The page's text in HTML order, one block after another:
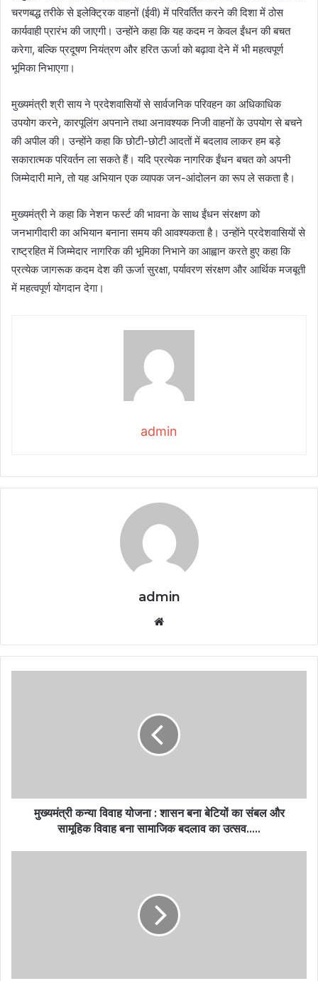
चरणबद्ध तरीके से इलेक्ट्रिक वाहनों (ईवी) में परिवर्तित करने की दिशा में ठोस
कार्यवाही प्रारंभ की जाएगी। उन्होंने कहा कि यह कदम न केवल ईंधन की बचत
करेगा, बल्कि प्रदूषण नियंत्रण और हरित ऊर्जा को बढ़ावा देने में भी महत्वपूर्ण
भूमिका निभाएगा।
मुख्यमंत्री श्री साय ने प्रदेशवासियों से सार्वजनिक परिवहन का अधिकाधिक
उपयोग करने, कारपूलिंग अपनाने तथा अनावश्यक निजी वाहनों के उपयोग से बचने
की अपील की। उन्होंने कहा कि छोटी-छोटी आदतों में बदलाव लाकर हम बड़े
सकारात्मक परिवर्तन ला सकते हैं। यदि प्रत्येक नागरिक ईंधन बचत को अपनी
जिम्मेदारी माने, तो यह अभियान एक व्यापक जन-आंदोलन का रूप ले सकता है।
मुख्यमंत्री ने कहा कि नेशन फर्स्ट की भावना के साथ ईंधन संरक्षण को
जनभागीदारी का अभियान बनाना समय की आवश्यकता है। उन्होंने प्रदेशवासियों से
राष्ट्रहित में जिम्मेदार नागरिक की भूमिका निभाने का आह्वान करते हुए कहा कि
प्रत्येक जागरूक कदम देश की ऊर्जा सुरक्षा, पर्यावरण संरक्षण और आर्थिक मजबूती
में महत्वपूर्ण योगदान देगा।
admin
admin
मुख्यमंत्री कन्या विवाह योजना : शासन बना बेटियों का संबल और
सामूहिक विवाह बना सामाजिक बदलाव का उत्सव…..